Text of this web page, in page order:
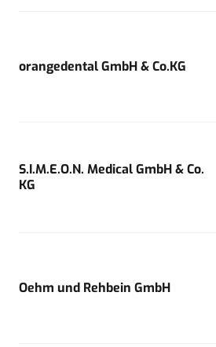
orangedental GmbH & Co.KG
S.I.M.E.O.N. Medical GmbH & Co.
KG
Oehm und Rehbein GmbH